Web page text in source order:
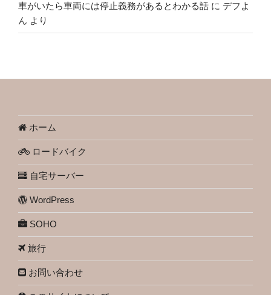
車がいたら車両には停止義務があるとわかる話 に デフよ
ん より
ホーム
ロードバイク
自宅サーバー
WordPress
SOHO
旅行
お問い合わせ